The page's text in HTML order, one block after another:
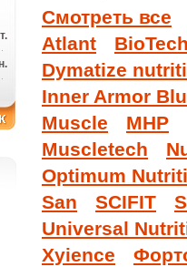
Смотреть все
Atlant
Dymatize
Inner Armor
Muscle
MHP
Muscletech
Optimum
San
SCIFIT
Universal
Xyience